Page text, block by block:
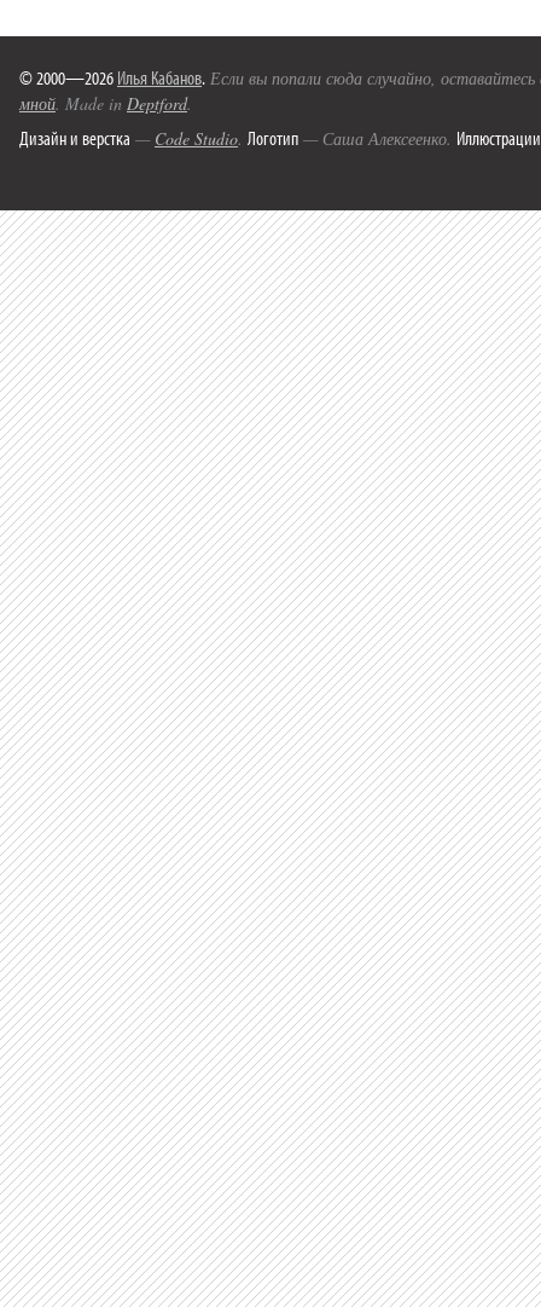
© 2000—2026 Илья Кабанов. Если вы попали сюда случайно,
мной. Made in Deptford.
Дизайн и верстка — Code Studio. Логотип — Саша Алексеенко. Иллюстрации